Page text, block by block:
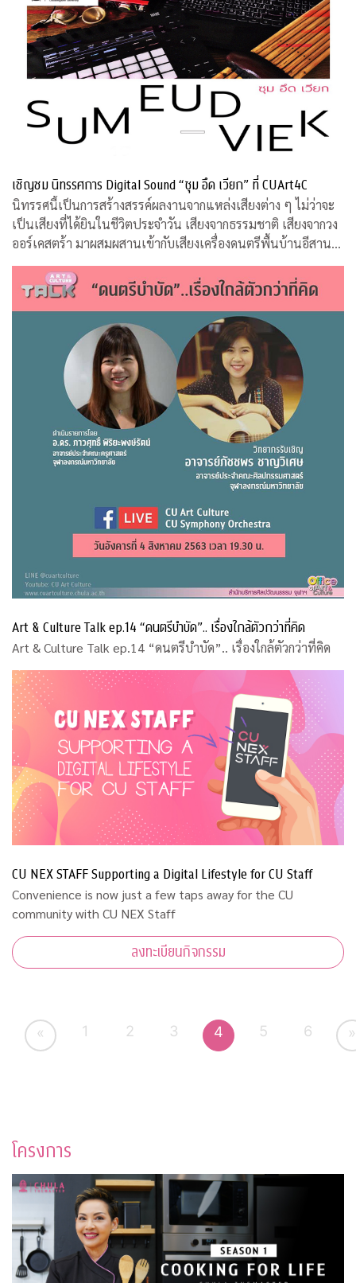
เชิญชม นิทรรศการ Digital Sound “ซุม อึด เวียก” ที่ CUArt4C
นิทรรศนี้เป็นการสร้างสรรค์ผลงานจากแหล่งเสียงต่าง ๆ ไม่ว่าจะ
เป็นเสียงที่ได้ยินในชีวิตประจำวัน เสียงจากธรรมชาติ เสียงจากวง
ออร์เคสตร้า มาผสมผสานเข้ากับเสียงเครื่องดนตรีพื้นบ้านอีสานที่
คุ้นหู ผ่านกระบวนการและเทคนิคทางด้านดิจิทัล
Art & Culture Talk ep.14 “ดนตรีบำบัด”.. เรื่องใกล้ตัวกว่าที่คิด
Art & Culture Talk ep.14 “ดนตรีบำบัด”.. เรื่องใกล้ตัวกว่าที่คิด
CU NEX STAFF Supporting a Digital Lifestyle for CU Staff
Convenience is now just a few taps away for the CU
community with CU NEX Staff
ลงทะเบียนกิจกรรม
« 1 2 3 4 5 6 »
โครงการ